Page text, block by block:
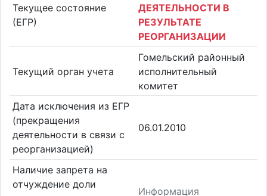
Текущее состояние
(ЕГР)
ДЕЯТЕЛЬНОСТИ В
РЕЗУЛЬТАТЕ
РЕОРГАНИЗАЦИИ
Текущий орган учета
Гомельский районный
исполнительный
комитет
Дата исключения из ЕГР
(прекращения
деятельности в связи с
реорганизацией)
06.01.2010
Наличие запрета на
отчуждение доли
Информация